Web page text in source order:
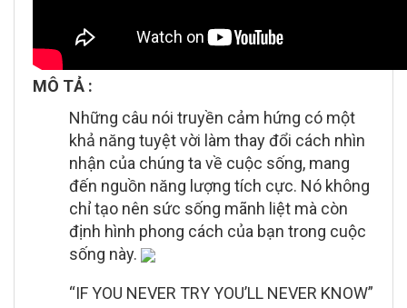
MÔ TẢ :
Những câu nói truyền cảm hứng có một
khả năng tuyệt vời làm thay đổi cách nhìn
nhận của chúng ta về cuộc sống, mang
đến nguồn năng lượng tích cực. Nó không
chỉ tạo nên sức sống mãnh liệt mà còn
định hình phong cách của bạn trong cuộc
sống này.
“IF YOU NEVER TRY YOU’LL NEVER KNOW”